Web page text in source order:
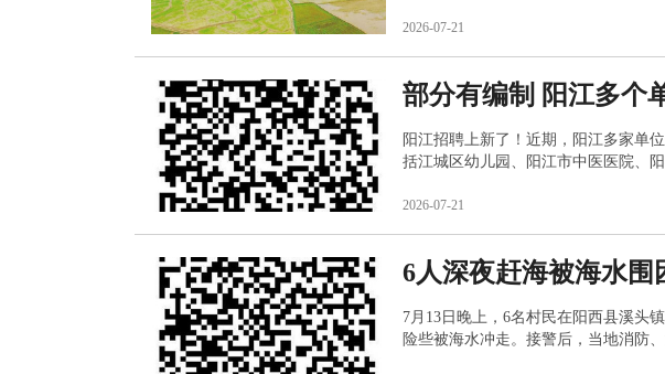
2026-07-21
部分有编制 阳江多个
阳江招聘上新了！近期，阳江多家单
括江城区幼儿园、阳江市中医医院、
2026-07-21
6人深夜赶海被海水围
7月13日晚上，6名村民在阳西县溪头
险些被海水冲走。接警后，当地消防